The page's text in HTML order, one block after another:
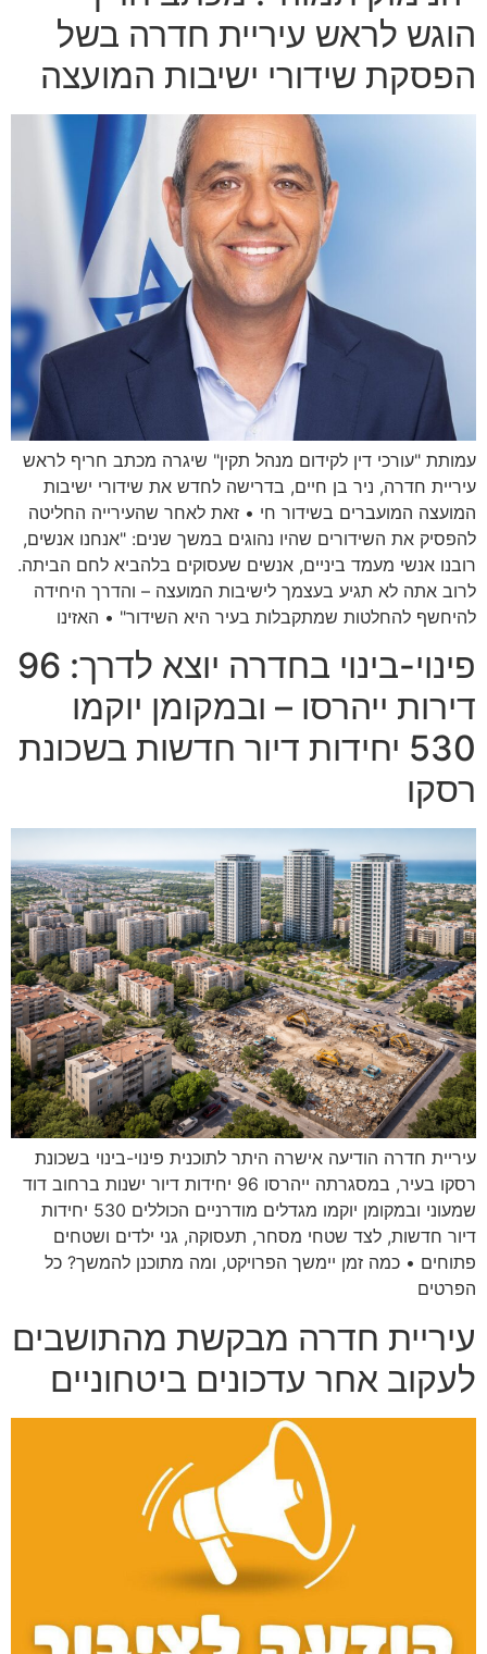
הוגש לראש עיריית חדרה בשל
הפסקת שידורי ישיבות המועצה
עמותת "עורכי דין לקידום מנהל תקין" שיגרה מכתב חריף לראש
עיריית חדרה, ניר בן חיים, בדרישה לחדש את שידורי ישיבות
המועצה המועברים בשידור חי • זאת לאחר שהעירייה החליטה
להפסיק את השידורים שהיו נהוגים במשך שנים: "אנחנו אנשים,
רובנו אנשי מעמד ביניים, אנשים שעסוקים בלהביא לחם הביתה.
לרוב אתה לא תגיע בעצמך לישיבות המועצה – והדרך היחידה
להיחשף להחלטות שמתקבלות בעיר היא השידור" • האזינו
פינוי-בינוי בחדרה יוצא לדרך: 96
דירות ייהרסו – ובמקומן יוקמו
530 יחידות דיור חדשות בשכונת
רסקו
עיריית חדרה הודיעה אישרה היתר לתוכנית פינוי-בינוי בשכונת
רסקו בעיר, במסגרתה ייהרסו 96 יחידות דיור ישנות ברחוב דוד
שמעוני ובמקומן יוקמו מגדלים מודרניים הכוללים 530 יחידות
דיור חדשות, לצד שטחי מסחר, תעסוקה, גני ילדים ושטחים
פתוחים • כמה זמן יימשך הפרויקט, ומה מתוכנן להמשך? כל
הפרטים
עיריית חדרה מבקשת מהתושבים
לעקוב אחר עדכונים ביטחוניים